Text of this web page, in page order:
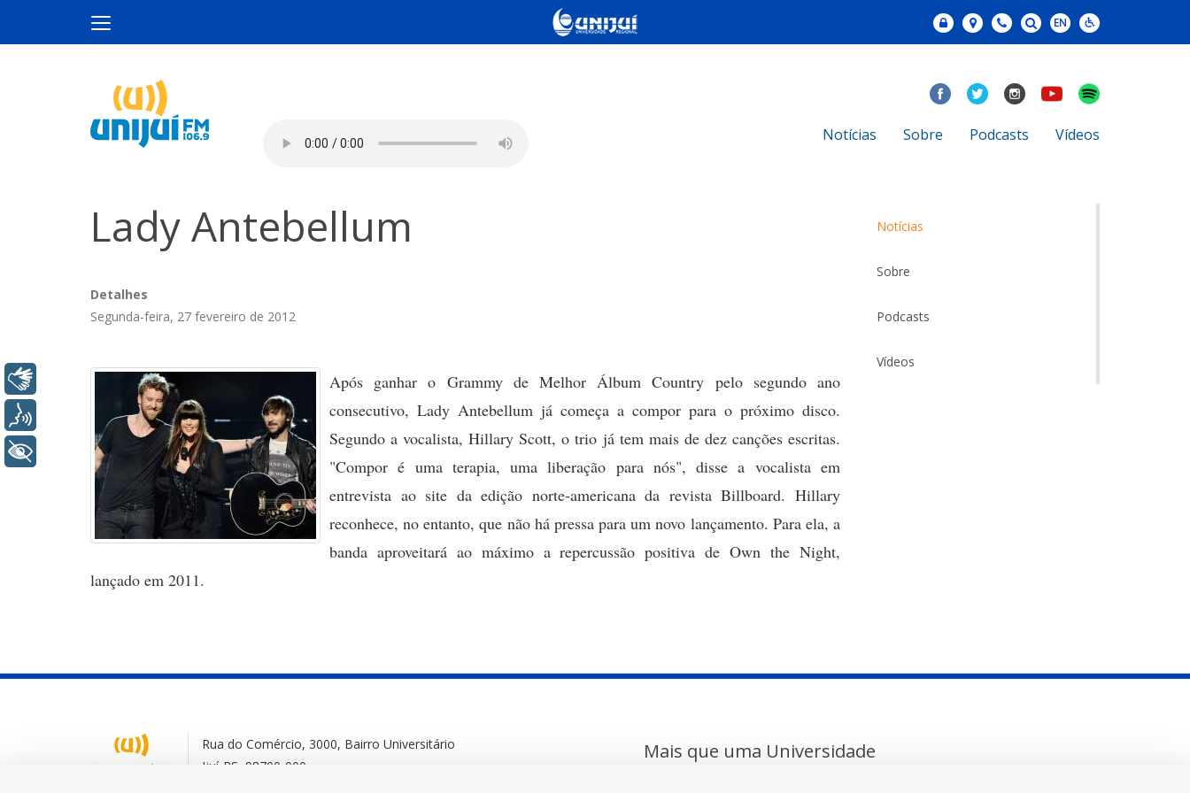
Notícias Sobre Podcasts Vídeos
Lady Antebellum
Detalhes
Segunda-feira, 27 fevereiro de 2012
Após ganhar o Grammy de Melhor Álbum Country pelo segundo ano
consecutivo, Lady Antebellum já começa a compor para o próximo disco.
Segundo a vocalista, Hillary Scott, o trio já tem mais de dez canções escritas.
"Compor é uma terapia, uma liberação para nós", disse a vocalista em
entrevista ao site da edição norte-americana da revista Billboard. Hillary
reconhece, no entanto, que não há pressa para um novo lançamento. Para ela, a
banda aproveitará ao máximo a repercussão positiva de Own the Night,
lançado em 2011.
Notícias
Sobre
Podcasts
Vídeos
Rua do Comércio, 3000, Bairro Universitário
Ijuí-RS, 98700-000
Mais que uma Universidade
+ Acessibilidade